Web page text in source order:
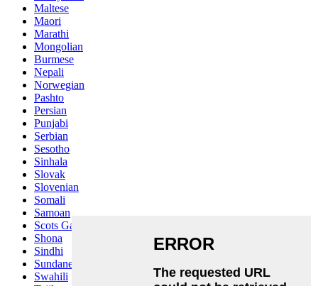
Maltese
Maori
Marathi
Mongolian
Burmese
Nepali
Norwegian
Pashto
Persian
Punjabi
Serbian
Sesotho
Sinhala
Slovak
Slovenian
Somali
Samoan
Scots Gaelic
Shona
Sindhi
Sundanese
Swahili